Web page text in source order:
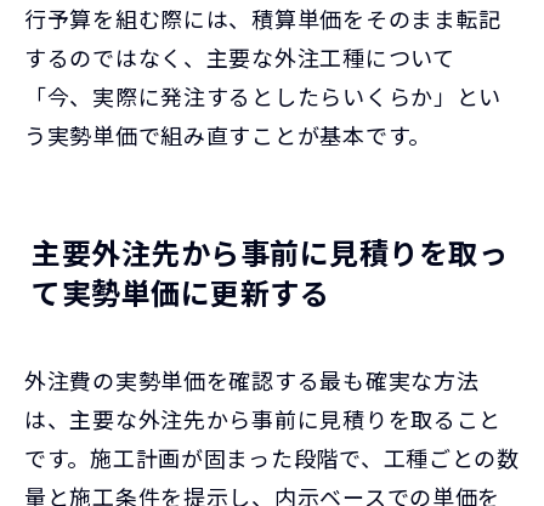
行予算を組む際には、積算単価をそのまま転記
するのではなく、主要な外注工種について
「今、実際に発注するとしたらいくらか」とい
う実勢単価で組み直すことが基本です。
主要外注先から事前に見積りを取っ
て実勢単価に更新する
外注費の実勢単価を確認する最も確実な方法
は、主要な外注先から事前に見積りを取ること
です。施工計画が固まった段階で、工種ごとの数
量と施工条件を提示し、内示ベースでの単価を